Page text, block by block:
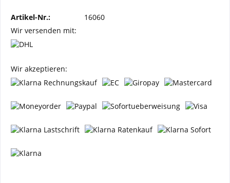
Artikel-Nr.:
16060
Wir versenden mit:
Wir akzeptieren: